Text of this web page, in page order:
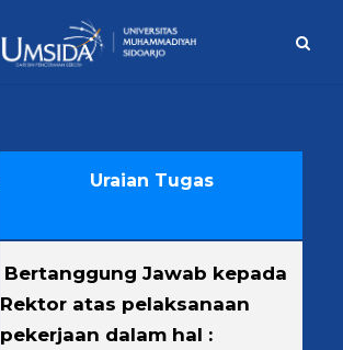
Uraian Tugas
Bertanggung Jawab kepada
Rektor atas pelaksanaan
pekerjaan dalam hal :